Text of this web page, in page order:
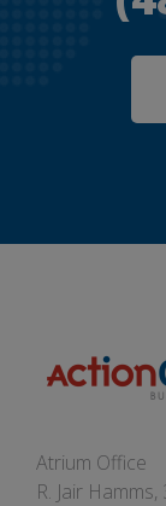
Atrium Office
R. Jair